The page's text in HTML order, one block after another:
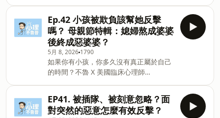
追蹤心理不魯曹的社群/平台。官方IG：
https://www.instagram.com/psych.bulutsao
總連結：https://portaly.cc/psych.blue
信
箱:&nbsp;psych.blue.tsao@gmail.com
Powered by Firstory Hosting
老二（14:12）：永遠被忽略的夾心餅
乾？缺愛導致愛上渣男？🔹老三/老么
（21:33）：老三身上有很重的「老么
感」是什麼意思？🔹獨生子/女
（25:00）：父母期望都在我一個人身上
壓力超大？留言告訴我你對這一集的想
法：
https://open.firstory.me/user/
若你喜歡心理不魯曹，記得訂閱開啟小鈴
鐺!歡迎留下五星評論+問題，也可以在下
追蹤心理不魯曹的社群/平台。官方IG：
Ep.42 小孩被欺負該幫她反擊
嗎？ 母親節特輯：媳婦熬成婆婆
後終成惡婆婆？
5月 8, 2026 1790
如果你有小孩，你多久沒有真正屬於自己
的時間？不魯 X 美國臨床心理師
嗎？🔹 爸爸只是『幫忙』？這句話為什麼
讓媽媽最火大」🔹 媽媽：強勢的婆婆、隱
形的丈夫，哭鬧的孩子、崩潰的她？
EP41. 被插隊、被刻意忽略？面
對突然的惡意怎麼有效反擊？